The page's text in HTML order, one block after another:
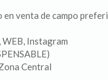
en venta de campo
WEB, Instagram
Central